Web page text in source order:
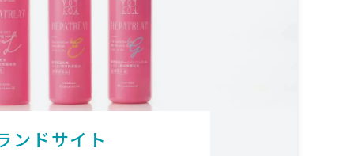
ンドサイト